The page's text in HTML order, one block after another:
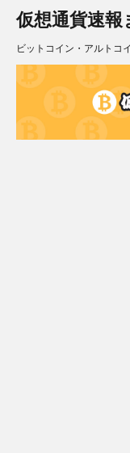
仮想通貨速報
ビットコイン・アルトコ